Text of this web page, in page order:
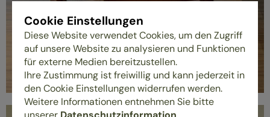
Cookie Einstellungen
Diese Website verwendet Cookies, um den Zugriff
auf unsere Website zu analysieren und Funktionen
für externe Medien bereitzustellen.
Ihre Zustimmung ist freiwillig und kann jederzeit in
den Cookie Einstellungen widerrufen werden.
Weitere Informationen entnehmen Sie bitte